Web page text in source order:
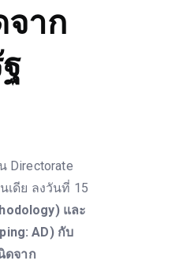
จาก
เดีย ลงวันที่ 15
และ
AD) กับ
ดจาก